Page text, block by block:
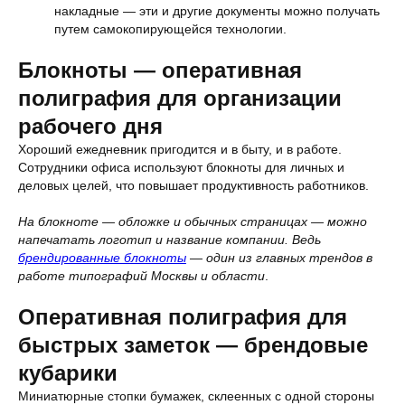
накладные — эти и другие документы можно получать
путем самокопирующейся технологии.
Блокноты — оперативная
полиграфия для организации
рабочего дня
Хороший ежедневник пригодится и в быту, и в работе.
Сотрудники офиса используют блокноты для личных и
деловых целей, что повышает продуктивность работников.
На блокноте — обложке и обычных страницах — можно
напечатать логотип и название компании. Ведь
брендированные блокноты — один из главных трендов в
работе типографий Москвы и области
Оперативная полиграфия для
быстрых заметок — брендовые
кубарики
Миниатюрные стопки бумажек, склеенных с одной стороны